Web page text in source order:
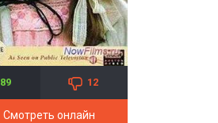
89 12
Смотреть онлайн